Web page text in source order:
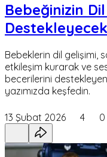
Bebeğinizin
Bebeklerin dil gelişimi,
etkileşim kurarak ve
becerilerini
yazımızda keşfedin.
13 Şubat 2026 4 0